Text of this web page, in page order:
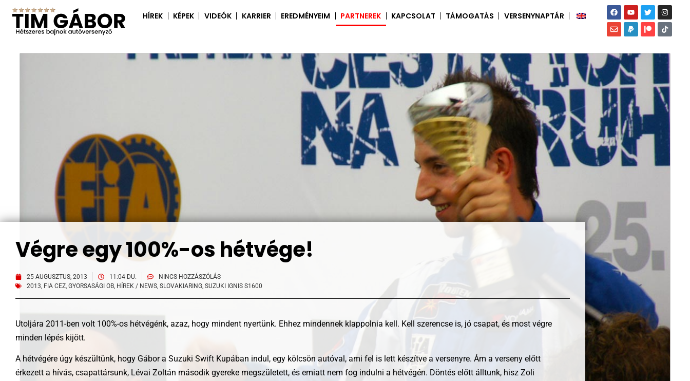
HÍREK KÉPEK VIDEÓK KARRIER EREDMÉNYEIM PARTNEREK KAPCSOLAT TÁMOGATÁS VERSENYNAPTÁR
Végre egy 100%-os hétvége!
25 AUGUSZTUS, 2013 11:04 DU.
NINCS HOZZÁSZÓLÁS
2013, FIA CEZ, GYORSASÁGI OB, HÍREK / NEWS, SLOVAKIARING, SUZUKI IGNIS S1600
Utoljára 2011-ben volt 100%-os hétvégénk, azaz, hogy mindent nyertünk. Ehhez mindennek klappolnia kell. Kell szerencse is, jó csapat, és most végre
minden lépés kijött.
A hétvégére úgy készültünk, hogy Gábor a Suzuki Swift Kupában indul, egy kölcsön autóval, ami fel is lett készítve a versenyre. Ám a verseny előtt
érkezett a hívás, csapattársunk, Lévai Zoltán második gyereke megszületett, és emiatt nem fog indulni a hétvégén. Döntés előtt álltunk, hisz Zoli